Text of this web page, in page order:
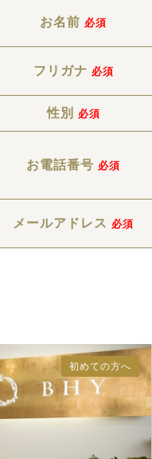
お名前 必須
フリガナ 必須
性別 必須
お電話番号 必須
メールアドレス 必須
初めての方へ